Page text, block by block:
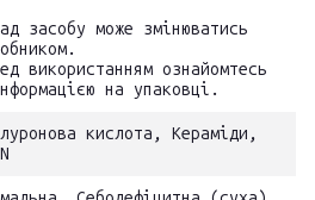
засобу може змінюватись
використанням ознайомтесь
на упаковці.
кислота, Кераміди,